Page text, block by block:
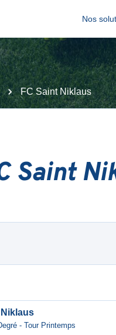
Nos
FC Saint Niklaus
Saint
- Tour Printemps